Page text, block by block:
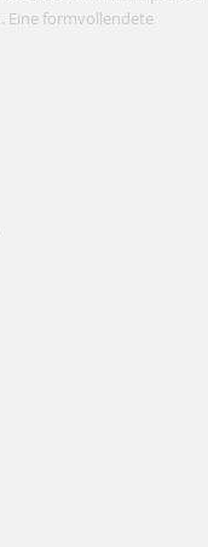
Eine formvollendete